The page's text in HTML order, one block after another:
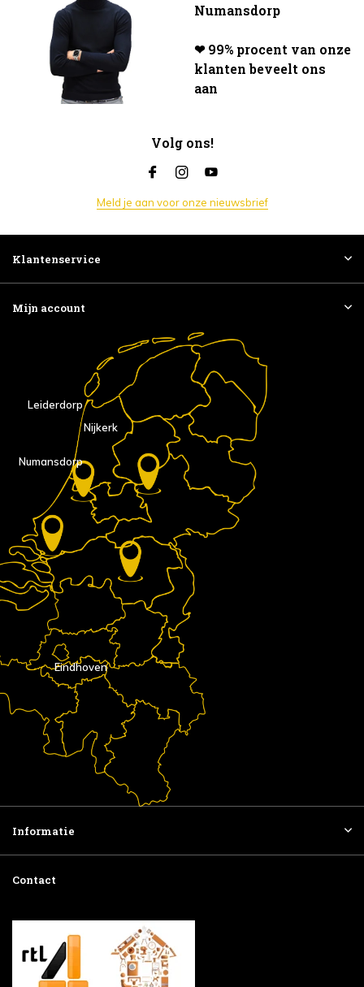
Numansdorp
❤ 99% procent van onze
klanten beveelt ons
aan
Volg ons!
Meld je aan voor onze nieuwsbrief
Klantenservice
Mijn account
Eindhoven
Nijkerk
Numansdorp
Leiderdorp
Informatie
Contact